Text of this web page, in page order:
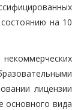
на 10
лицензии
основного вида